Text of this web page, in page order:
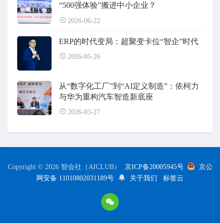
“500强体验”搬进中小企业？
2026-06-22
ERP的时代变局：超聚变卡位“智企”时代
2026-05-26
从“数字化工厂”到“AI定义制造”：依柯力
与华为重构汽车智造新底座
2026-03-27
Copyright © 2026 智会社（AICLUB） 京ICP备20005945号
京公
网安备 11010802031189号
关于我们 标签云